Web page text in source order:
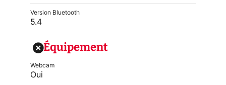
Version Bluetooth
5.4
Équipement
Webcam
Oui